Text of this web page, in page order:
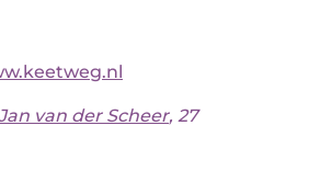
van der Scheer, 27